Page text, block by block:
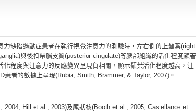
陷過動症患者在執行視覺注意力的測驗時，左右側的上顳葉(right
與後扣帶腦皮質(posterior cingulate)等腦部組織的活化程度顯著
程度與注意力的反應變異呈現負相關，顯示顳葉活化程度越高，注
者的數據上呈現(Rubia, Smith, Brammer, & Taylor, 2007)。
Hill et al., 2003)及尾狀核(Booth et al., 2005; Castellanos et